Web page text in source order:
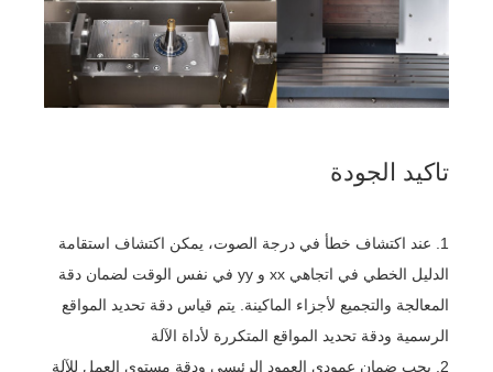
تاكيد الجودة
1. عند اكتشاف خطأ في درجة الصوت، يمكن اكتشاف استقامة
الدليل الخطي في اتجاهي xx و yy في نفس الوقت لضمان دقة
المعالجة والتجميع لأجزاء الماكينة. يتم قياس دقة تحديد المواقع
الرسمية ودقة تحديد المواقع المتكررة لأداة الآلة
2. يجب ضمان عمودي العمود الرئيسي ودقة مستوى العمل للآلة